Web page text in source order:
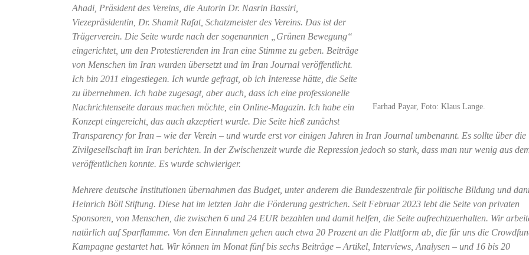
Farhad Payar, Foto: Klaus Lange.
Ahadi, Präsident des Vereins, die Autorin Dr. Nasrin Bassiri,
Viezepräsidentin, Dr. Shamit Rafat, Schatzmeister des Vereins. Das ist der
Trägerverein. Die Seite wurde nach der sogenannten „Grünen Bewegung“
eingerichtet, um den Protestierenden im Iran eine Stimme zu geben. Beiträge
von Menschen im Iran wurden übersetzt und im Iran Journal veröffentlicht.
Ich bin 2011 eingestiegen. Ich wurde gefragt, ob ich Interesse hätte, die Seite
zu übernehmen. Ich habe zugesagt, aber auch, dass ich eine professionelle
Nachrichtenseite daraus machen möchte, ein Online-Magazin. Ich habe ein
Konzept eingereicht, das auch akzeptiert wurde. Die Seite hieß zunächst
Transparency for Iran – wie der Verein – und wurde erst vor einigen Jahren in Iran Journal umbenannt. Es sollte über die
Zivilgesellschaft im Iran berichten. In der Zwischenzeit wurde die Repression jedoch so stark, dass man nur wenig aus
veröffentlichen konnte. Es wurde schwieriger.
Mehrere deutsche Institutionen übernahmen das Budget, unter anderem die Bundeszentrale für politische Bildung und
Heinrich Böll Stiftung. Diese hat im letzten Jahr die Förderung gestrichen. Seit Februar 2023 lebt die Seite von privaten
Sponsoren, von Menschen, die zwischen 6 und 24 EUR bezahlen und damit helfen, die Seite aufrechtzuerhalten. Wir
natürlich auf Sparflamme. Von den Einnahmen gehen auch etwa 20 Prozent an die Plattform ab, die für uns die
Kampagne gestartet hat. Wir können im Monat fünf bis sechs Beiträge – Artikel, Interviews, Analysen – und 16 bis 20